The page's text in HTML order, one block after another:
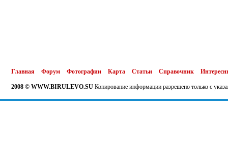
Главная Форум Фотографии Карта Статьи Справочник
2008 © WWW.BIRULEVO.SU Копирование информации разрешено только с